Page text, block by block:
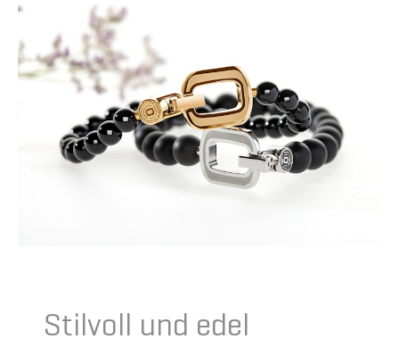
Stilvoll und edel